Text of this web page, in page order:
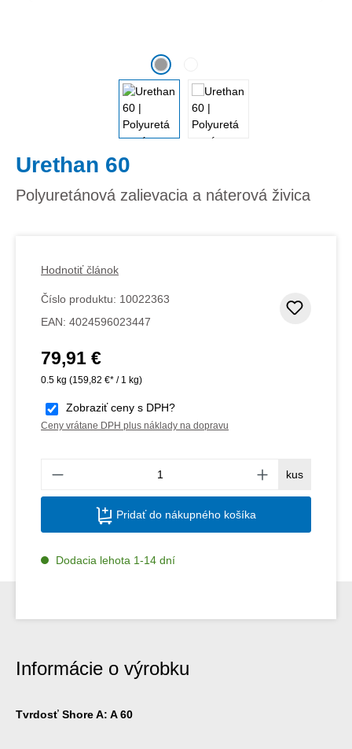
Urethan 60
Polyuretánová zalievacia a náterová živica
Hodnotiť článok
Číslo produktu: 10022363
EAN: 4024596023447
Bežná cena:
79,91 €
0.5 kg (159,82 €* / 1 kg)
Zobraziť ceny s DPH?
Ceny vrátane DPH plus náklady na dopravu
kus
Pridať do nákupného košíka
Dodacia lehota 1-14 dní
Informácie o výrobku
Tvrdosť Shore A: A 60